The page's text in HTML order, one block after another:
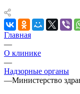
Главная
—
О клинике
—
Надзорные органы
—Министерство